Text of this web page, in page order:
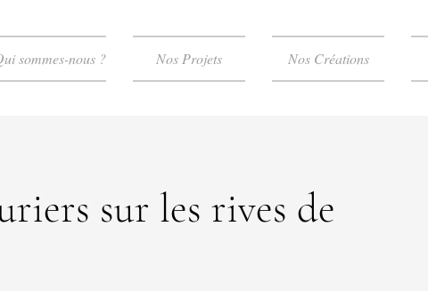
sommes-nous ? Nos Projets Nos Créations
sur les rives de